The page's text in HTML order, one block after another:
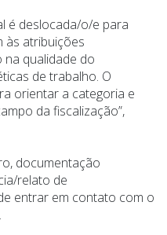
é deslocada/o/e para
às atribuições
qualidade do
de trabalho. O
orientar a categoria e
da fiscalização”,
documentação
relato de
entrar em contato com o